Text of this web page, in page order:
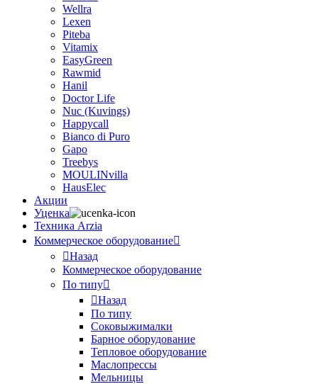
Wellra
Lexen
Piteba
Vitamix
EasyGreen
Rawmid
Hanil
Doctor Life
Nuc (Kuvings)
Happycall
Bianco di Puro
Gapo
Treebys
MOULINvilla
HausElec
Акции
Уценка
Техника Arzia
Коммерческое оборудование
Назад
Коммерческое оборудование
По типу
Назад
По типу
Соковыжималки
Барное оборудование
Тепловое оборудование
Маслопрессы
Мельницы